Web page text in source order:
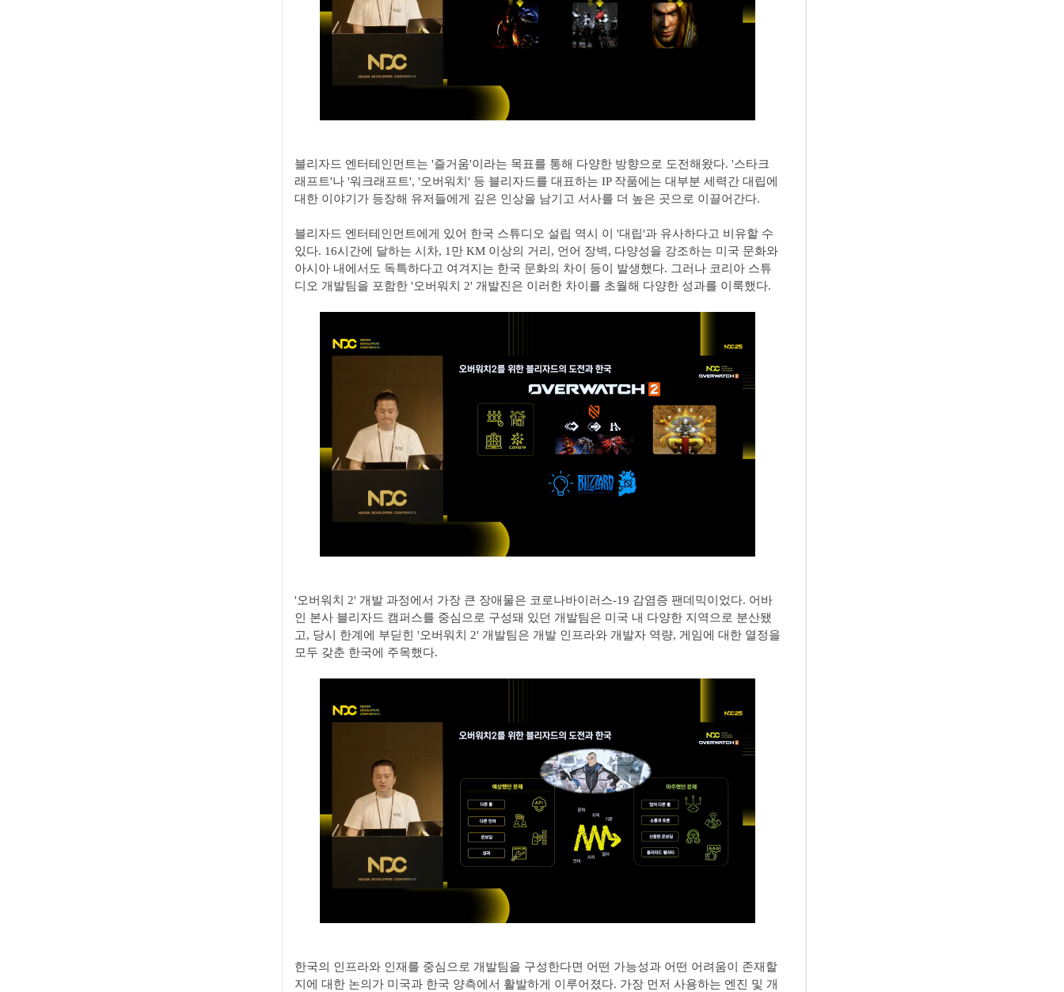
블리자드 엔터테인먼트는 '즐거움'이라는 목표를 통해 다양한 방향으로 도전해왔다. '스타크
래프트'나 '워크래프트', '오버워치' 등 블리자드를 대표하는 IP 작품에는 대부분 세력간 대립에
대한 이야기가 등장해 유저들에게 깊은 인상을 남기고 서사를 더 높은 곳으로 이끌어간다.
블리자드 엔터테인먼트에게 있어 한국 스튜디오 설립 역시 이 '대립'과 유사하다고 비유할 수
있다. 16시간에 달하는 시차, 1만 KM 이상의 거리, 언어 장벽, 다양성을 강조하는 미국 문화와
아시아 내에서도 독특하다고 여겨지는 한국 문화의 차이 등이 발생했다. 그러나 코리아 스튜
디오 개발팀을 포함한 '오버워치 2' 개발진은 이러한 차이를 초월해 다양한 성과를 이룩했다.
'오버워치 2' 개발 과정에서 가장 큰 장애물은 코로나바이러스-19 감염증 팬데믹이었다. 어바
인 본사 블리자드 캠퍼스를 중심으로 구성돼 있던 개발팀은 미국 내 다양한 지역으로 분산됐
고, 당시 한계에 부딛힌 '오버워치 2' 개발팀은 개발 인프라와 개발자 역량, 게임에 대한 열정을
모두 갖춘 한국에 주목했다.
한국의 인프라와 인재를 중심으로 개발팀을 구성한다면 어떤 가능성과 어떤 어려움이 존재할
지에 대한 논의가 미국과 한국 양측에서 활발하게 이루어졌다. 가장 먼저 사용하는 엔진 및 개